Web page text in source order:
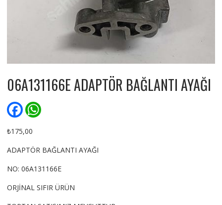
06A131166E ADAPTÖR BAĞLANTI AYAĞI
F
a
e
b
o
W
h
p
₺175,00
ADAPTÖR BAĞLANTI AYAĞI
NO: 06A131166E
ORJİNAL SIFIR ÜRÜN